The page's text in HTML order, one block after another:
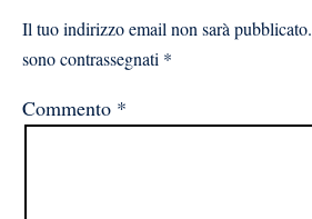
Il tuo indirizzo email non sarà pubblicato.
sono contrassegnati *
Commento *